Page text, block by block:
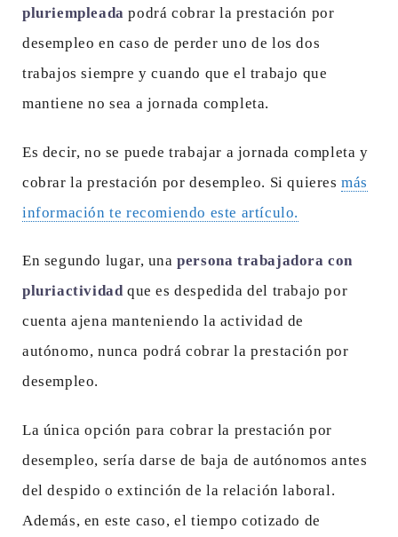
pluriempleada podrá cobrar la prestación por
desempleo en caso de perder uno de los dos
trabajos siempre y cuando que el trabajo que
mantiene no sea a jornada completa.
Es decir, no se puede trabajar a jornada completa y
cobrar la prestación por desempleo. Si quieresmás
información te recomiendo este artículo.
En segundo lugar, unapersona trabajadora con
pluriactividadque es despedida del trabajo por
cuenta ajena manteniendo la actividad de
autónomo, nunca podrá cobrar la prestación por
desempleo.
La única opción para cobrar la prestación por
desempleo, sería darse de baja de autónomos antes
del despido o extinción de la relación laboral.
Además, en este caso, el tiempo cotizado de